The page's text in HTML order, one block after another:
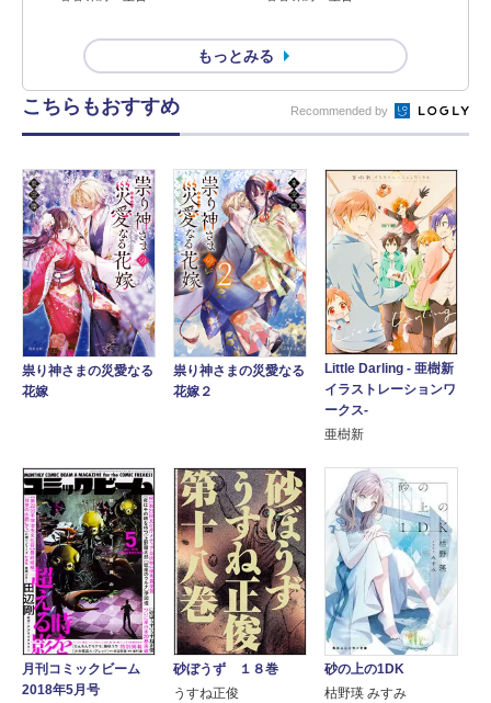
もっとみる
こちらもおすすめ Recommended by
祟り神さまの災愛なる
花嫁
祟り神さまの災愛なる
花嫁２
Little Darling - 亜樹新
イラストレーションワ
ークス-
亜樹新
月刊コミックビーム
2018年5月号
砂ぼうず １８巻
うすね正俊
砂の上の1DK
枯野瑛 みすみ